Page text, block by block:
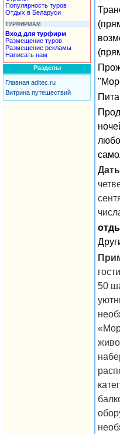
Популярность туров
Отдых в Беларуси
ТУРФИРМАМ
Вход для турфирм
Размещение туров
Размещение рекламы
Написать нам
Разделы
Главная aditec.ru
Витрина путешествий
50